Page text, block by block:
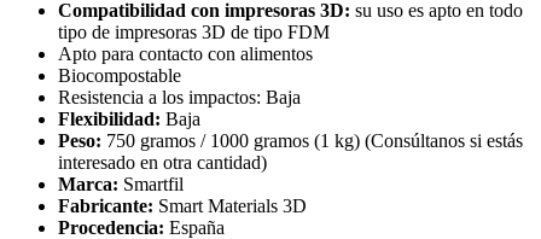
Compatibilidad con impresoras 3D: su uso es apto en todo
tipo de impresoras 3D de tipo FDM
Apto para contacto con alimentos
Biocompostable
Resistencia a los impactos: Baja
Flexibilidad: Baja
Peso: 750 gramos / 1000 gramos (1 kg) (Consúltanos si estás
interesado en otra cantidad)
Marca: Smartfil
Fabricante: Smart Materials 3D
Procedencia: España